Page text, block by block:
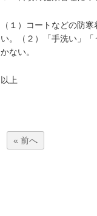
（１）コートなどの防
い。（２）「手洗い」
かない。
以上
« 前へ